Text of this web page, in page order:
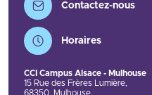
Contactez-nous
Horaires
CCI Campus Alsace - Mulhouse
15 Rue des Frères Lumière,
68350, Mulhouse